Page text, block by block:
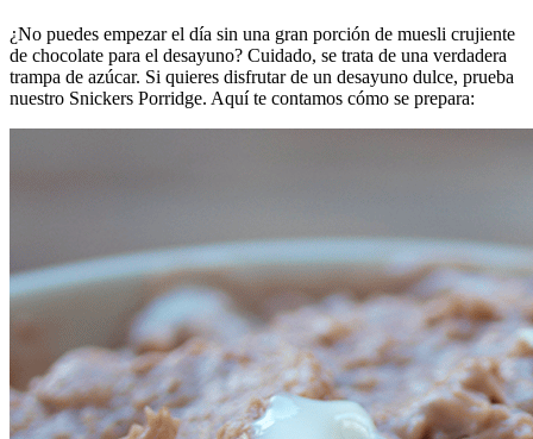
¿No puedes empezar el día sin una gran porción de muesli crujiente
de chocolate para el desayuno? Cuidado, se trata de una verdadera
trampa de azúcar. Si quieres disfrutar de un desayuno dulce, prueba
nuestro Snickers Porridge. Aquí te contamos cómo se prepara: